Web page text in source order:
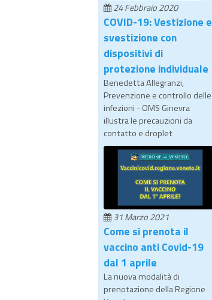
24 Febbraio 2020
COVID-19: Vestizione e
svestizione con
dispositivi di
protezione individuale
Benedetta Allegranzi,
Prevenzione e controllo delle
infezioni - OMS Ginevra
illustra le precauzioni da
contatto e droplet
31 Marzo 2021
Come si prenota il
vaccino anti Covid-19
dal 1 aprile
La nuova modalità di
prenotazione della Regione